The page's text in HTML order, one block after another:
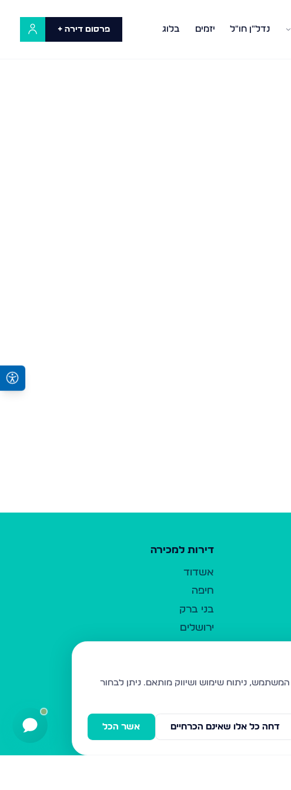
נדל"ן חו"ל יזמים בלוג פרסום דירה +
דירות למכירה
אשדוד
חיפה
בני ברק
ירושלים
בית שמש
ביתר עילית
ניתן לבחור
אשר הכל דחה כל אלו שאינם הכרחיים